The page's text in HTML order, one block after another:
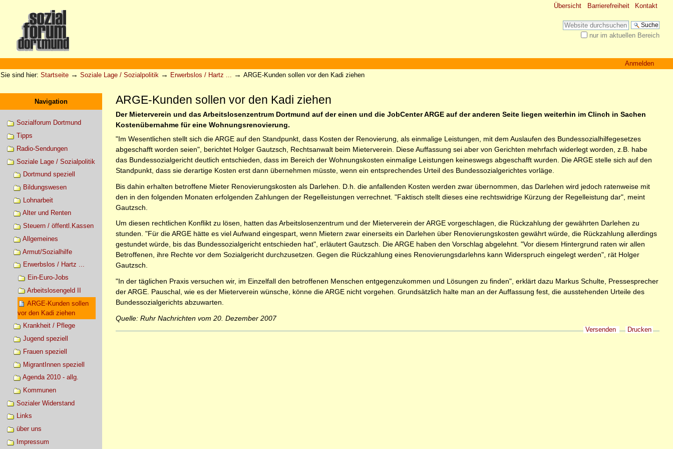
Übersicht Barrierefreiheit Kontakt
Website durchsuchen
nur im aktuellen Bereich
Werkzeuge
Anmelden
Sie sind hier: Startseite → Soziale Lage / Sozialpolitik → Erwerbslos / Hartz ... → ARGE-Kunden sollen vor den Kadi ziehen
Navigation
Sozialforum Dortmund
Tipps
Radio-Sendungen
Soziale Lage / Sozialpolitik
Dortmund speziell
Bildungswesen
Lohnarbeit
Alter und Renten
Steuern / öffentl.Kassen
Allgemeines
Armut/Sozialhilfe
Erwerbslos / Hartz ...
Ein-Euro-Jobs
Arbeitslosengeld II
ARGE-Kunden sollen
vor den Kadi ziehen
Krankheit / Pflege
Jugend speziell
Frauen speziell
MigrantInnen speziell
Agenda 2010 - allg.
Kommunen
Sozialer Widerstand
Links
über uns
Impressum
ARGE-Kunden sollen vor den Kadi ziehen
Der Mieterverein und das Arbeitslosenzentrum Dortmund auf der einen und die JobCenter ARGE auf der anderen Seite liegen weiterhin im Clinch in Sachen
Kostenübernahme für eine Wohnungsrenovierung.
"Im Wesentlichen stellt sich die ARGE auf den Standpunkt, dass Kosten der Renovierung, als einmalige Leistungen, mit dem Auslaufen des Bundessozialhilfegesetzes
abgeschafft worden seien", berichtet Holger Gautzsch, Rechtsanwalt beim Mieterverein. Diese Auffassung sei aber von Gerichten mehrfach widerlegt worden, z.B. habe
das Bundessozialgericht deutlich entschieden, dass im Bereich der Wohnungskosten einmalige Leistungen keineswegs abgeschafft wurden. Die ARGE stelle sich auf den
Standpunkt, dass sie derartige Kosten erst dann übernehmen müsste, wenn ein entsprechendes Urteil des Bundessozialgerichtes vorläge.
Bis dahin erhalten betroffene Mieter Renovierungskosten als Darlehen. D.h. die anfallenden Kosten werden zwar übernommen, das Darlehen wird jedoch ratenweise mit
den in den folgenden Monaten erfolgenden Zahlungen der Regelleistungen verrechnet. "Faktisch stellt dieses eine rechtswidrige Kürzung der Regelleistung dar", meint
Gautzsch.
Um diesen rechtlichen Konflikt zu lösen, hatten das Arbeitslosenzentrum und der Mieterverein der ARGE vorgeschlagen, die Rückzahlung der gewährten Darlehen zu
stunden. "Für die ARGE hätte es viel Aufwand eingespart, wenn Mietern zwar einerseits ein Darlehen über Renovierungskosten gewährt würde, die Rückzahlung allerdings
gestundet würde, bis das Bundessozialgericht entschieden hat", erläutert Gautzsch. Die ARGE haben den Vorschlag abgelehnt. "Vor diesem Hintergrund raten wir allen
Betroffenen, ihre Rechte vor dem Sozialgericht durchzusetzen. Gegen die Rückzahlung eines Renovierungsdarlehns kann Widerspruch eingelegt werden", rät Holger
Gautzsch.
"In der täglichen Praxis versuchen wir, im Einzelfall den betroffenen Menschen entgegenzukommen und Lösungen zu finden", erklärt dazu Markus Schulte, Pressesprecher
der ARGE. Pauschal, wie es der Mieterverein wünsche, könne die ARGE nicht vorgehen. Grundsätzlich halte man an der Auffassung fest, die ausstehenden Urteile des
Bundessozialgerichts abzuwarten.
Quelle: Ruhr Nachrichten vom 20. Dezember 2007
Versenden Drucken